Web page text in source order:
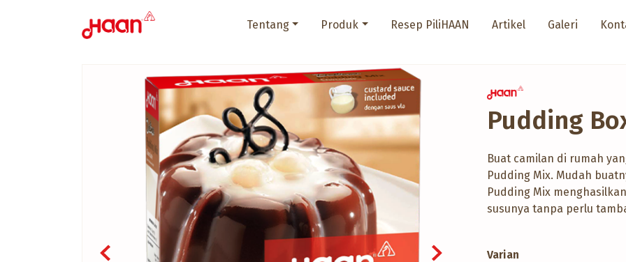
Tentang Produk Resep PiliHAAN Artikel Galeri
Pudding
Buat camilan di rumah
Pudding Mix. Mudah
Pudding Mix
susunya tanpa perlu
Varian